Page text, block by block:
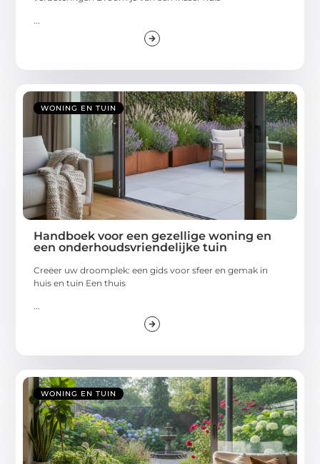
...
WONING EN TUIN
Handboek voor een gezellige woning en
een onderhoudsvriendelijke tuin
Creëer uw droomplek: een gids voor sfeer en gemak in
huis en tuin Een thuis
...
WONING EN TUIN